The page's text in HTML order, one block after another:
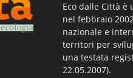
Eco dalle Città
nel febbraio
nazionale e
territori per
una testata
22.05.2007).